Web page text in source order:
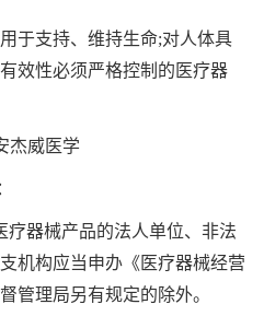
于支持、维持生命;对人体具
效性必须严格控制的医疗器
疗器械产品的法人单位、非法
机构应当申办《医疗器械经营
管理局另有规定的除外。